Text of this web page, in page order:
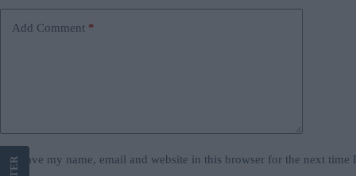
Add Comment *
Save my name, email and website in this browser for the next time